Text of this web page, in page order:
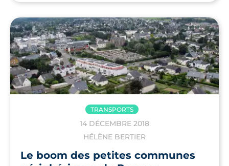
TRANSPORTS
14 DÉCEMBRE 2018
HÉLÈNE BERTIER
Le boom des petites communes